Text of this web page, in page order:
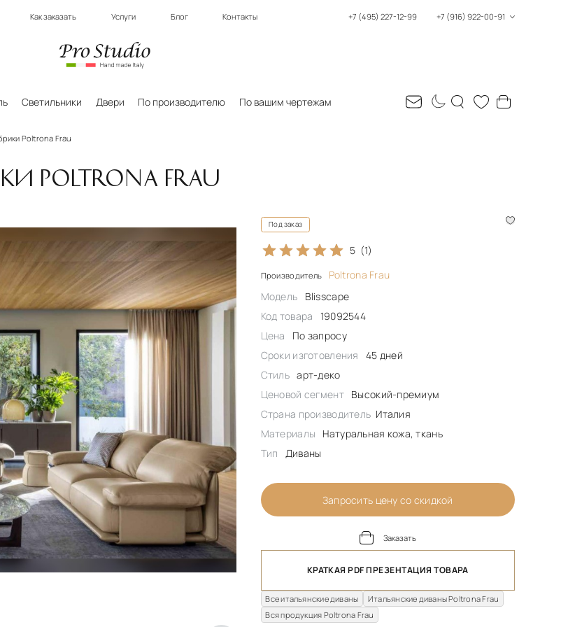
Как заказать Услуги Блог Контакты +7 (495) 227-12-99 +7 (916) 922-00-91
Светильники Двери По производителю По вашим чертежам
Poltrona Frau
POLTRONA FRAU
Под заказ
5 (1)
Производитель
Poltrona Frau
Модель
Blisscape
Код товара
19092544
Цена
По запросу
Сроки изготовления
45 дней
Стиль арт-деко
Ценовой сегмент Высокий-премиум
Страна производитель Италия
Материалы
Натуральная кожа, ткань
Тип
Диваны
Запросить цену со скидкой
Заказать
КРАТКАЯ PDF ПРЕЗЕНТАЦИЯ ТОВАРА
Все итальянские диваны
Итальянские диваны Poltrona Frau
Вся продукция Poltrona Frau